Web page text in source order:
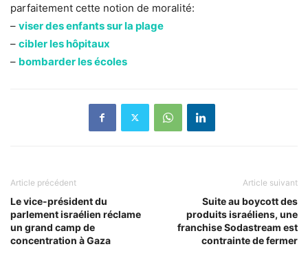
parfaitement cette notion de moralité:
– viser des enfants sur la plage
– cibler les hôpitaux
– bombarder les écoles
Article précédent
Le vice-président du
parlement israélien réclame
un grand camp de
concentration à Gaza
Article suivant
Suite au boycott des
produits israéliens, une
franchise Sodastream est
contrainte de fermer